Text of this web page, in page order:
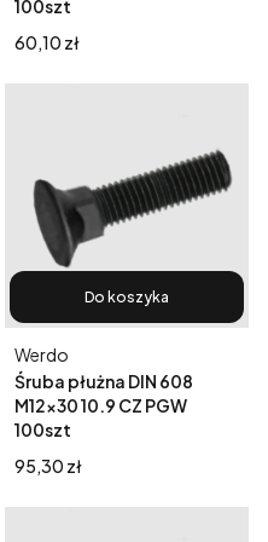
100szt
Cena
60,10 zł
Do koszyka
Śruba płużna DIN 608
M12x30 10.9 CZ PGW
100szt
Producent
Werdo
Cena
95,30 zł